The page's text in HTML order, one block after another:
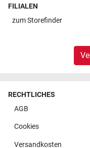
FILIALEN
zumStorefinder
RECHTLICHES
AGB
Cookies
Versandkosten